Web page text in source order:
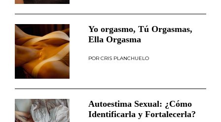
Yo orgasmo, Tú Orgasmas,
Ella Orgasma
CRIS PLANCHUELO
Autoestima Sexual: ¿Cómo
Identificarla y Fortalecerla?